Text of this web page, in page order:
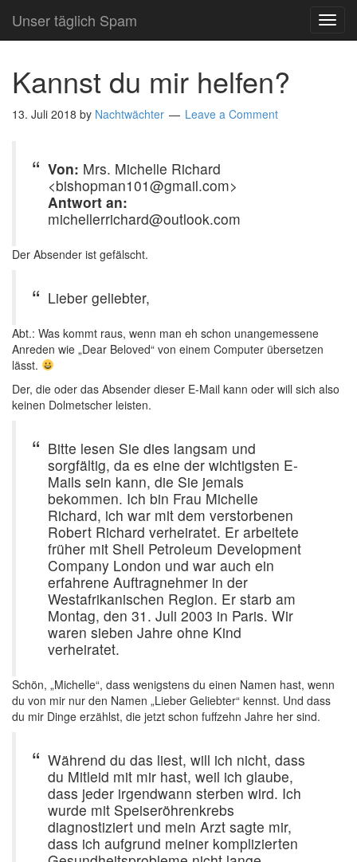
Unser täglich Spam
Kannst du mir helfen?
13. Juli 2018 by Nachtwächter Leave a Comment
Von: Mrs. Michelle Richard
<bishopman101@gmail.com>
Antwort an:
michellerrichard@outlook.com
Der Absender ist gefälscht.
Lieber geliebter,
Abt.: Was kommt raus, wenn man eh schon unangemessene
Anreden wie „Dear Beloved“ von einem Computer übersetzen
lässt.
Der, die oder das Absender dieser E-Mail kann oder will sich also
keinen Dolmetscher leisten.
Bitte lesen Sie dies langsam und
sorgfältig, da es eine der wichtigsten E-
Mails sein kann, die Sie jemals
bekommen. Ich bin Frau Michelle
Richard, ich war mit dem verstorbenen
Robert Richard verheiratet. Er arbeitete
früher mit Shell Petroleum Development
Company London und war auch ein
erfahrene Auftragnehmer in der
Westafrikanischen Region. Er starb am
Montag, den 31. Juli 2003 in Paris. Wir
waren sieben Jahre ohne Kind
verheiratet.
Schön, „Michelle“, dass wenigstens du einen Namen hast, wenn
du von mir nur den Namen „Lieber Geliebter“ kennst. Und dass
du mir Dinge erzählst, die jetzt schon fuffzehn Jahre her sind.
Während du das liest, will ich nicht, dass
du Mitleid mit mir hast, weil ich glaube,
dass jeder irgendwann sterben wird. Ich
wurde mit Speiseröhrenkrebs
diagnostiziert und mein Arzt sagte mir,
dass ich aufgrund meiner komplizierten